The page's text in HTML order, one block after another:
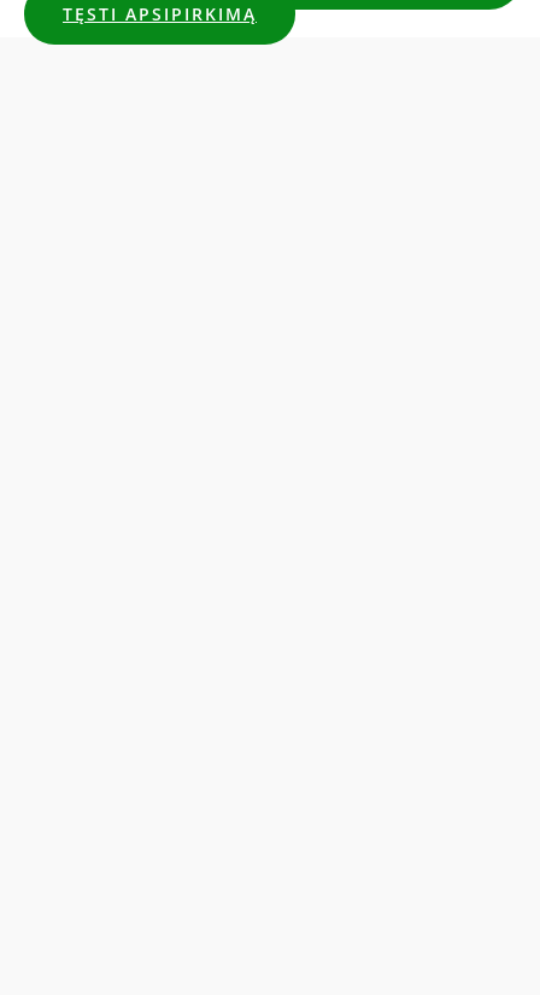
TĘSTI APSIPIRKIMĄ